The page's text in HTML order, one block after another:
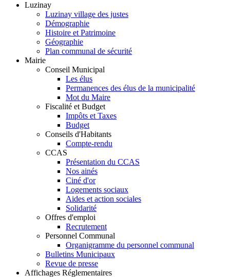
Luzinay
Luzinay village des justes
Démographie
Histoire et Patrimoine
Géographie
Plan communal de sécurité
Mairie
Conseil Municipal
Les élus
Permanences des élus de la municipalité
Mot du Maire
Fiscalité et Budget
Impôts et Taxes
Budget
Conseils d'Habitants
Compte-rendu
CCAS
Présentation du CCAS
Nos ainés
Ciné d'or
Logements sociaux
Aides et action sociales
Solidarité
Offres d'emploi
Recrutement
Personnel Communal
Organigramme du personnel communal
Bulletins Municipaux
Revue de presse
Affichages Réglementaires